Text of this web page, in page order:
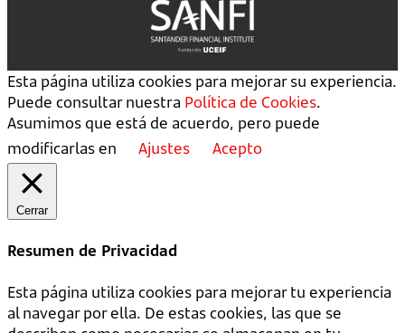
Esta página utiliza cookies para mejorar su experiencia.
Puede consultar nuestra Política de Cookies.
Asumimos que está de acuerdo, pero puede
modificarlas en
Ajustes Acepto
Cerrar
Resumen de Privacidad
Esta página utiliza cookies para mejorar tu experiencia
al navegar por ella. De estas cookies, las que se